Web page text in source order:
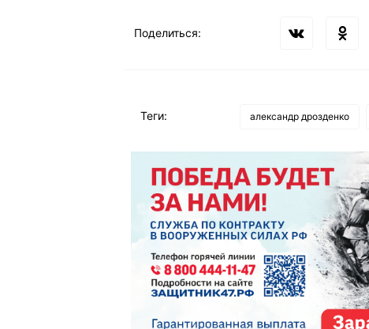
Поделиться:
Теги: александр дрозденко